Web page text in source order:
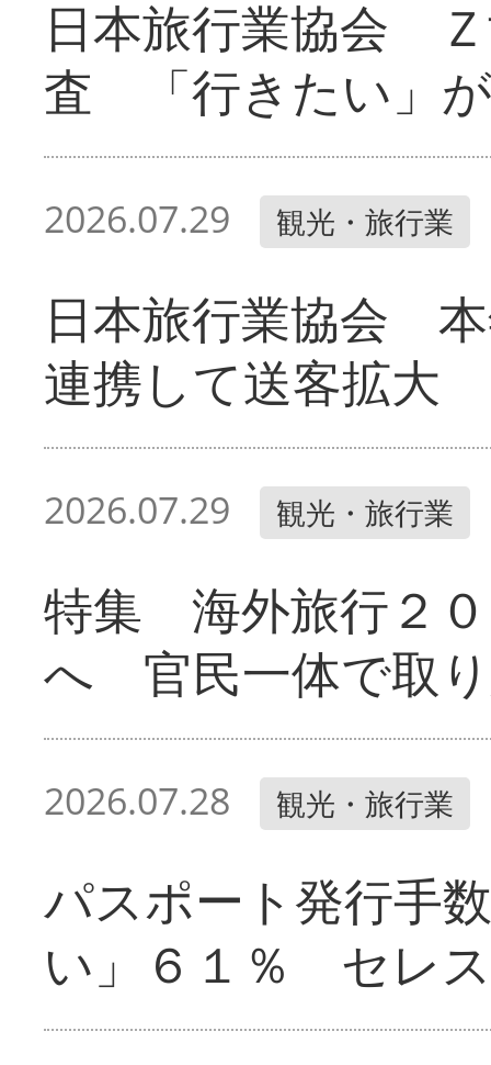
日本旅行業協会
査 「行きたい」
2026.07.29 観光・旅行業
日本旅行業協会
連携して送客拡大
2026.07.29 観光・旅行業
特集 海外旅行２
へ 官民一体で取
2026.07.28 観光・旅行業
パスポート発行手
い」６１％ セレ